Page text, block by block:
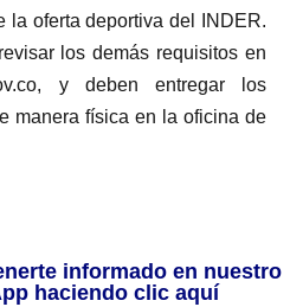
la oferta deportiva del INDER.
los demás requisitos en
y deben entregar los
manera física en la oficina de
informado en nuestro
haciendo clic aquí